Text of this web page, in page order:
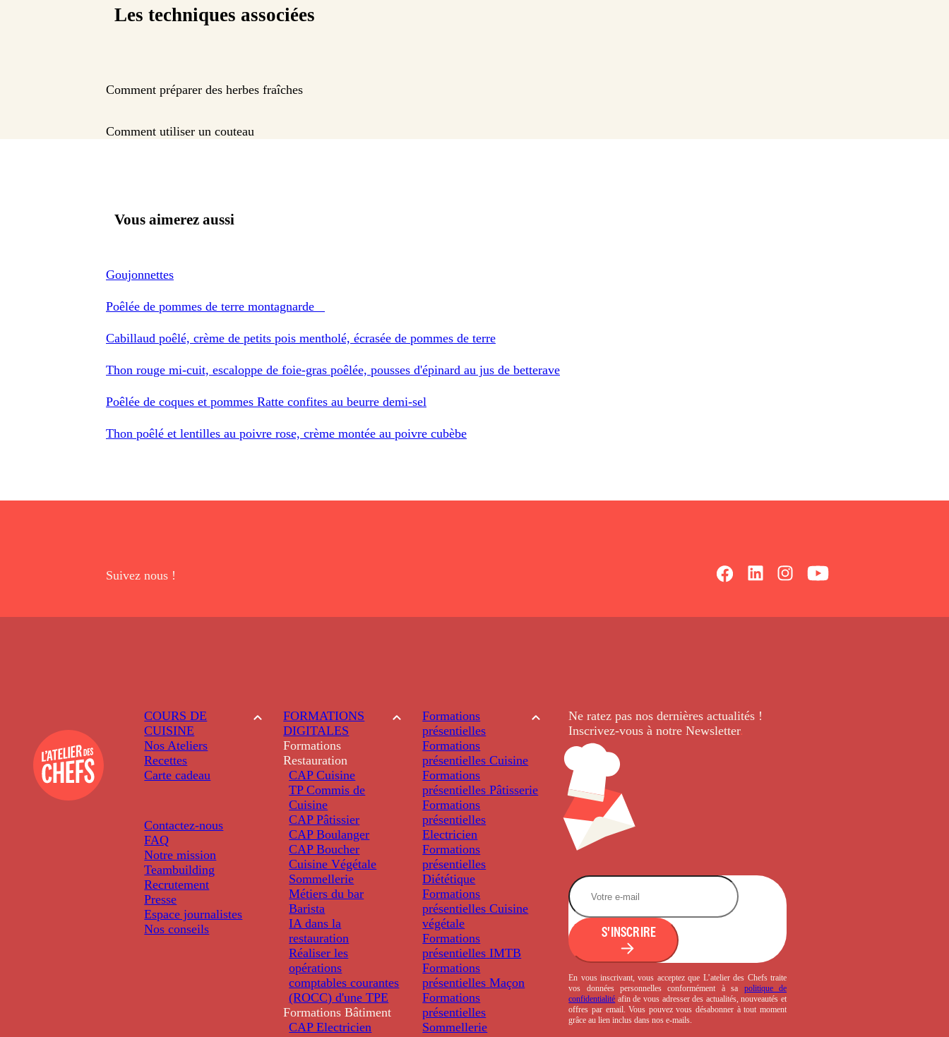
Les techniques associées
Comment préparer des herbes fraîches
Comment utiliser un couteau
Vous aimerez aussi
Goujonnettes
Poêlée de pommes de terre montagnarde
Cabillaud poêlé, crème de petits pois mentholé, écrasée de pommes de terre
Thon rouge mi-cuit, escaloppe de foie-gras poêlée, pousses d'épinard au jus de betterave
Poêlée de coques et pommes Ratte confites au beurre demi-sel
Thon poêlé et lentilles au poivre rose, crème montée au poivre cubèbe
Suivez nous !
COURS DE
CUISINE
Nos Ateliers
Recettes
Carte cadeau
Contactez-nous
FAQ
Notre mission
Teambuilding
Recrutement
Presse
Espace journalistes
Nos conseils
FORMATIONS
DIGITALES
Formations
Restauration
CAP Cuisine
TP Commis de
Cuisine
CAP Pâtissier
CAP Boulanger
CAP Boucher
Cuisine Végétale
Sommellerie
Métiers du bar
Barista
IA dans la
restauration
Réaliser les
opérations
comptables courantes
(ROCC) d'une TPE
Formations Bâtiment
CAP Electricien
Formations
présentielles
Formations
présentielles Cuisine
Formations
présentielles Pâtisserie
Formations
présentielles
Electricien
Formations
présentielles
Diététique
Formations
présentielles Cuisine
végétale
Formations
présentielles IMTB
Formations
présentielles Maçon
Formations
présentielles
Sommellerie
Ne ratez pas nos dernièresactualités !
Inscrivez-vous à notre Newsletter.
S'INSCRIRE
En vous inscrivant, vous acceptez que L’atelier des Chefs traite
vos données personnelles conformément à sa politique de
confidentialité afin de vous adresser des actualités, nouveautés et
offres par email. Vous pouvez vous désabonner à tout moment
grâce au lien inclus dans nos e-mails.